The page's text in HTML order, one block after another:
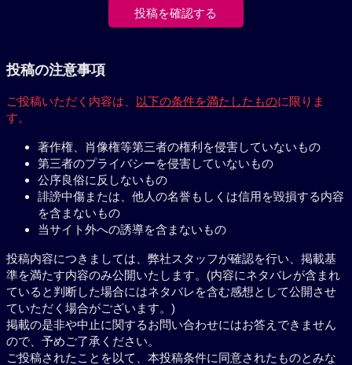
投稿の注意事項
ご投稿いただく内容は、 以下の条件を満たしたものに限りま
す。
著作権、肖像権等第三者の権利を侵害していないもの
第三者のプライバシーを侵害していないもの
公序良俗に反しないもの
誹謗中傷または、他人の名誉もしくは信用を毀損する内容
を含まないもの
当サイト外への誘導を含まないもの
投稿内容につきましては、弊社スタッフが確認を行い、掲載基
準を満たす内容のみ公開いたします。(内容にネタバレが含まれ
ていると判断した場合にはネタバレを含む感想として公開させ
ていただく場合がございます。)
掲載の是非や中止に関するお問い合わせにはお答えできません
ので、予めご了承ください。
ご投稿されたことを以て、本投稿条件に同意されたものとみな